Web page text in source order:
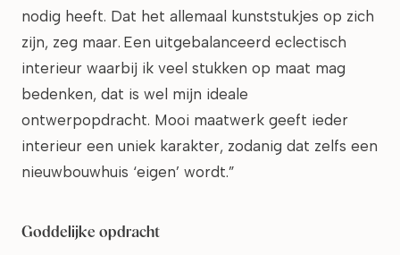
nodig heeft. Dat het allemaal kunststukjes op zich
zijn, zeg maar. Een uitgebalanceerd eclectisch
interieur waarbij ik veel stukken op maat mag
bedenken, dat is wel mijn ideale
ontwerpopdracht. Mooi maatwerk geeft ieder
interieur een uniek karakter, zodanig dat zelfs een
nieuwbouwhuis ‘eigen’ wordt.”
Goddelijke opdracht